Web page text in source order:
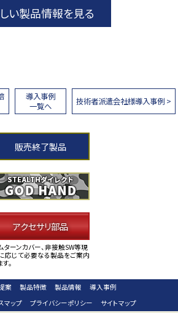
い製品情報を見る
導入事例
一覧へ
技術者派遣会社様導入事例 >
販売終了製品
アクセサリ部品
ターンカバー、非接触SW等現
応じて必要なる製品をご案内
す。
案 製品特徴 製品情報
導入事例
マップ プライバシーポリシー サイトマップ